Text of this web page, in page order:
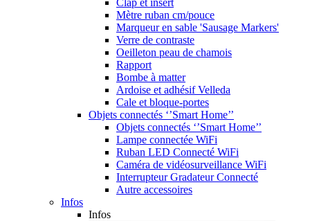
Clap et insert
Mètre ruban cm/pouce
Marqueur en sable 'Sausage Markers'
Verre de contraste
Oeilleton peau de chamois
Rapport
Bombe à matter
Ardoise et adhésif Velleda
Cale et bloque-portes
Objets connectés ‘’Smart Home’’
Objets connectés ‘’Smart Home’’
Lampe connectée WiFi
Ruban LED Connecté WiFi
Caméra de vidéosurveillance WiFi
Interrupteur Gradateur Connecté
Autre accessoires
Infos
Infos